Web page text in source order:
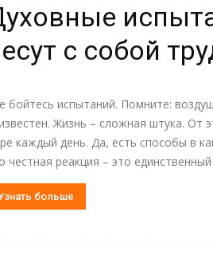
с собой
бойтесь испытаний. Помните:
Жизнь – сложная штука. От
каждый день. Да, есть способы в
честная реакция – это
больше